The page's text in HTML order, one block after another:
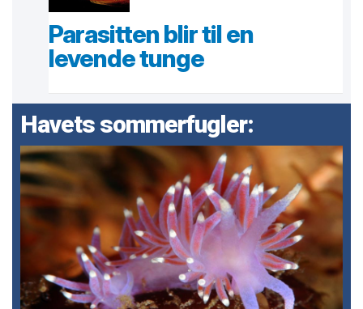
Parasitten blir til en
levende tunge
Havets sommerfugler: